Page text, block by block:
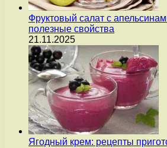
Фруктовый салат с
полезные свойства
21.11.2025
Ягодный крем: рецепты